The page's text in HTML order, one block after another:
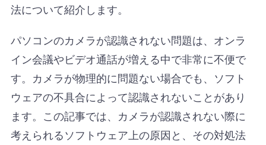
法について紹介します。
パソコンのカメラが認識されない問題は、オンラ
イン会議やビデオ通話が増える中で非常に不便で
す。カメラが物理的に問題ない場合でも、ソフト
ウェアの不具合によって認識されないことがあり
ます。この記事では、カメラが認識されない際に
考えられるソフトウェア上の原因と、その対処法